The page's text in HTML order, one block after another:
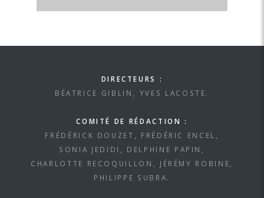
DIRECTEURS :
BÉATRICE GIBLIN, YVES LACOSTE.
COMITÉ DE RÉDACTION :
FRÉDÉRICK DOUZET, FRÉDÉRIC ENCEL,
SONIA JEDIDI, DELPHINE PAPIN,
CHARLOTTE RECOQUILLON, JÉRÉMY ROBINE,
PHILIPPE SUBRA.